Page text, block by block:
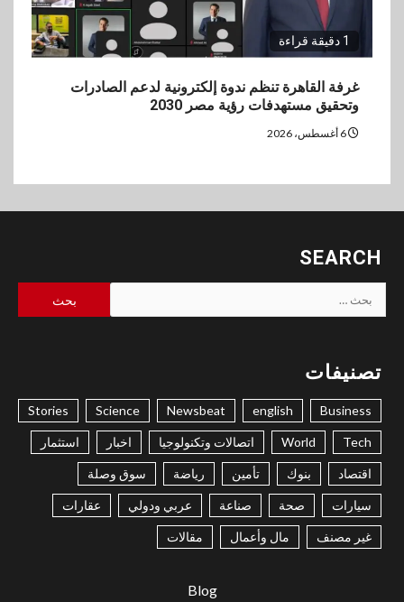
1 دقيقة قراءة
غرفة القاهرة تنظم ندوة إلكترونية لدعم الصادرات
وتحقيق مستهدفات رؤية مصر 2030
SEARCH
البحث
عن:
تصنيفات
Business
english
Newsbeat
Science
Stories
Tech
World اتصالات وتكنولوجيا اخبار استثمار
اقتصاد بنوك تأمين رياضة سوق وصلة
سيارات صحة صناعة عربي ودولي عقارات
غير مصنف مال وأعمال مقالات
Blog